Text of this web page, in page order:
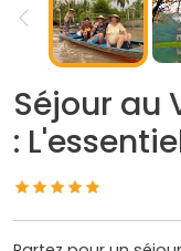
Séjour au
: